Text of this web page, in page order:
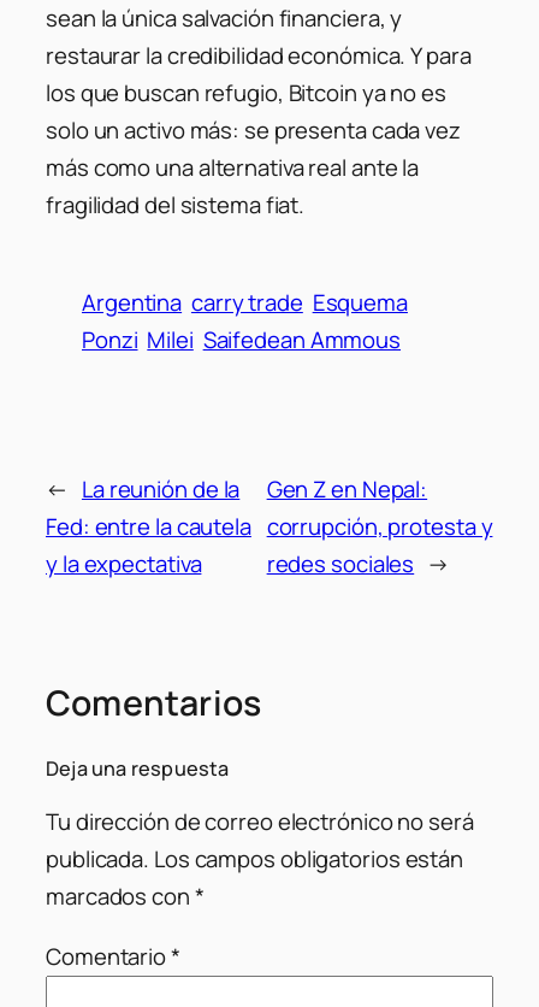
sean la única salvación financiera, y
restaurar la credibilidad económica. Y para
los que buscan refugio, Bitcoin ya no es
solo un activo más: se presenta cada vez
más como una alternativa real ante la
fragilidad del sistema fiat.
Argentina carry trade Esquema
Ponzi Milei Saifedean Ammous
← La reunión de la
Fed: entre la cautela
y la expectativa
Gen Z en Nepal:
corrupción, protesta y
redes sociales →
Comentarios
Deja una respuesta
Tu dirección de correo electrónico no será
publicada. Los campos obligatorios están
marcados con*
Comentario*